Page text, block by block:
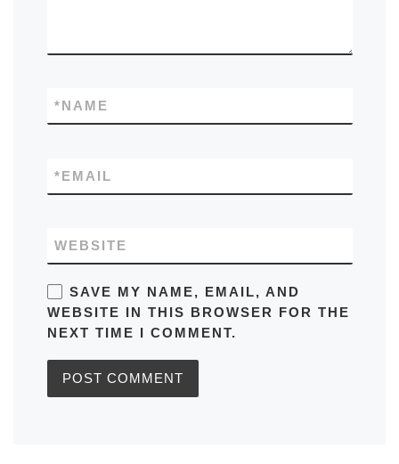
NAME
*
EMAIL
*
WEBSITE
SAVE MY NAME, EMAIL, AND
WEBSITE IN THIS BROWSER FOR THE
NEXT TIME I COMMENT.